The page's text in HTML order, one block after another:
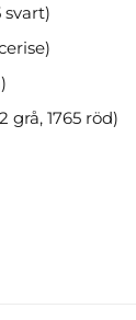
svart)
grå, 1765 röd)